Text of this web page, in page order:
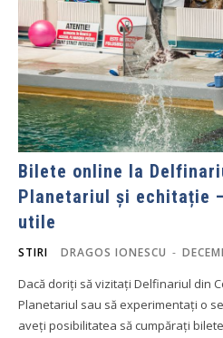
Bilete online la
Planetariul și echitație
utile
STIRI DRAGOS IONESCU -
Dacă doriți să vizitați Delfinariul din
Planetariul sau să experimentați o
aveți posibilitatea să cumpărați